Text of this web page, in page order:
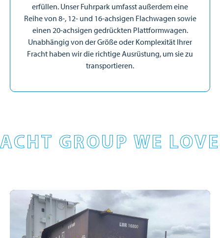
erfüllen. Unser Fuhrpark umfasst außerdem eine
Reihe von 8-, 12- und 16-achsigen Flachwagen sowie
einen 20-achsigen gedrückten Plattformwagen.
Unabhängig von der Größe oder Komplexität Ihrer
Fracht haben wir die richtige Ausrüstung, um sie zu
transportieren.
GROUP WE